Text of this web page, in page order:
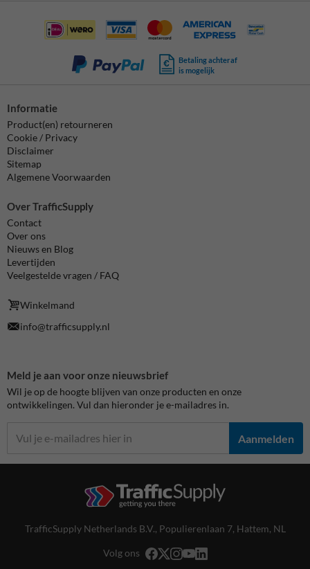
Betaling achteraf
is mogelijk
Informatie
Product(en) retourneren
Cookie / Privacy
Disclaimer
Sitemap
Algemene Voorwaarden
Over TrafficSupply
Contact
Over ons
Nieuws en Blog
Levertijden
Veelgestelde vragen / FAQ
Winkelmand
info@trafficsupply.nl
Meld je aan voor onze nieuwsbrief
Wil je op de hoogte blijven van onze producten en onze
ontwikkelingen. Vul dan hieronder je e-mailadres in.
Aanmelden
TrafficSupply Netherlands B.V., Populierenlaan 7, Hattem, NL
Volg ons